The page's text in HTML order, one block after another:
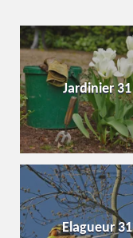
Jardinier 31
Elagueur 31